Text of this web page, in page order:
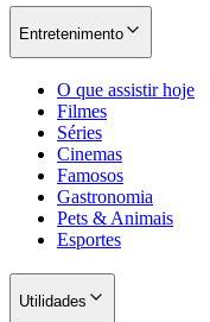
São Paulo
Entretenimento
O que assistir hoje
Filmes
Séries
Cinemas
Famosos
Gastronomia
Pets & Animais
Esportes
Utilidades